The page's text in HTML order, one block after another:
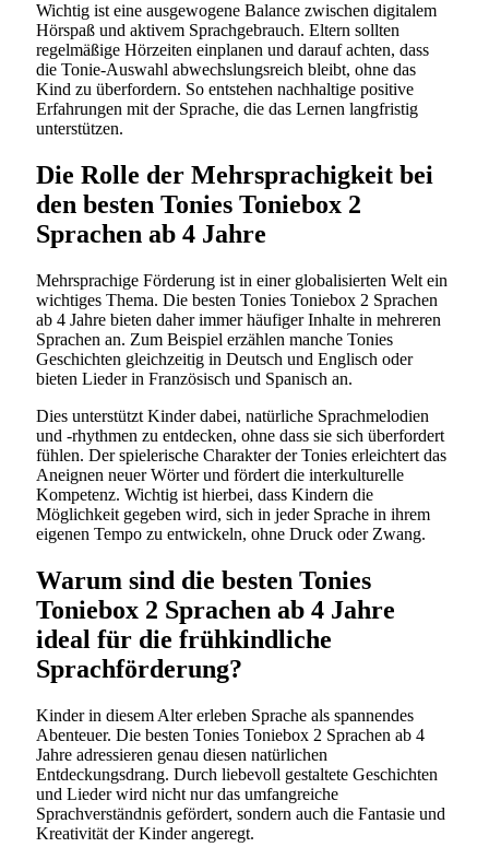
Wichtig ist eine ausgewogene Balance zwischen digitalem
Hörspaß und aktivem Sprachgebrauch. Eltern sollten
regelmäßige Hörzeiten einplanen und darauf achten, dass
die Tonie-Auswahl abwechslungsreich bleibt, ohne das
Kind zu überfordern. So entstehen nachhaltige positive
Erfahrungen mit der Sprache, die das Lernen langfristig
unterstützen.
Die Rolle der Mehrsprachigkeit bei
den besten Tonies Toniebox 2
Sprachen ab 4 Jahre
Mehrsprachige Förderung ist in einer globalisierten Welt ein
wichtiges Thema. Die besten Tonies Toniebox 2 Sprachen
ab 4 Jahre bieten daher immer häufiger Inhalte in mehreren
Sprachen an. Zum Beispiel erzählen manche Tonies
Geschichten gleichzeitig in Deutsch und Englisch oder
bieten Lieder in Französisch und Spanisch an.
Dies unterstützt Kinder dabei, natürliche Sprachmelodien
und -rhythmen zu entdecken, ohne dass sie sich überfordert
fühlen. Der spielerische Charakter der Tonies erleichtert das
Aneignen neuer Wörter und fördert die interkulturelle
Kompetenz. Wichtig ist hierbei, dass Kindern die
Möglichkeit gegeben wird, sich in jeder Sprache in ihrem
eigenen Tempo zu entwickeln, ohne Druck oder Zwang.
Warum sind die besten Tonies
Toniebox 2 Sprachen ab 4 Jahre
ideal für die frühkindliche
Sprachförderung?
Kinder in diesem Alter erleben Sprache als spannendes
Abenteuer. Die besten Tonies Toniebox 2 Sprachen ab 4
Jahre adressieren genau diesen natürlichen
Entdeckungsdrang. Durch liebevoll gestaltete Geschichten
und Lieder wird nicht nur das umfangreiche
Sprachverständnis gefördert, sondern auch die Fantasie und
Kreativität der Kinder angeregt.